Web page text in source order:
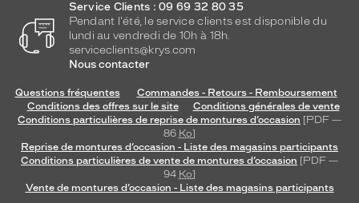
Service Clients : 09 69 32 80 35
Pendant l'été, le service clients est disponible du
lundi au vendredi de 10h à 18h.
serviceclients@krys.com
Nous contacter
Questions fréquentes
Commandes - Retours - Remboursement
Conditions des offres sur le site
Conditions générales de vente
Conditions particulières de reprise de montures d’occasion [PDF —
86 Ko]
Reprise de montures d’occasion - Liste des magasins participants
Conditions particulières de vente de montures d’occasion [PDF —
94 Ko]
Vente de montures d’occasion - Liste des magasins participants